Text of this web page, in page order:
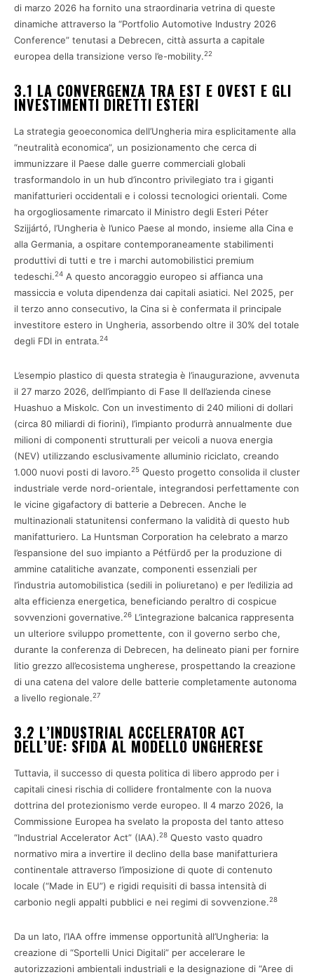
di marzo 2026 ha fornito una straordinaria vetrina di queste
dinamiche attraverso la “Portfolio Automotive Industry 2026
Conference” tenutasi a Debrecen, città assurta a capitale
europea della transizione verso l’e-mobility.22
3.1 LA CONVERGENZA TRA EST E OVEST E GLI
INVESTIMENTI DIRETTI ESTERI
La strategia geoeconomica dell’Ungheria mira esplicitamente alla
“neutralità economica”, un posizionamento che cerca di
immunizzare il Paese dalle guerre commerciali globali
trasformandolo in un hub d’incontro privilegiato tra i giganti
manifatturieri occidentali e i colossi tecnologici orientali. Come
ha orgogliosamente rimarcato il Ministro degli Esteri Péter
Szijjártó, l’Ungheria è l’unico Paese al mondo, insieme alla Cina e
alla Germania, a ospitare contemporaneamente stabilimenti
produttivi di tutti e tre i marchi automobilistici premium
tedeschi.24 A questo ancoraggio europeo si affianca una
massiccia e voluta dipendenza dai capitali asiatici. Nel 2025, per
il terzo anno consecutivo, la Cina si è confermata il principale
investitore estero in Ungheria, assorbendo oltre il 30% del totale
degli FDI in entrata.24
L’esempio plastico di questa strategia è l’inaugurazione, avvenuta
il 27 marzo 2026, dell’impianto di Fase II dell’azienda cinese
Huashuo a Miskolc. Con un investimento di 240 milioni di dollari
(circa 80 miliardi di fiorini), l’impianto produrrà annualmente due
milioni di componenti strutturali per veicoli a nuova energia
(NEV) utilizzando esclusivamente alluminio riciclato, creando
1.000 nuovi posti di lavoro.25 Questo progetto consolida il cluster
industriale verde nord-orientale, integrandosi perfettamente con
le vicine gigafactory di batterie a Debrecen. Anche le
multinazionali statunitensi confermano la validità di questo hub
manifatturiero. La Huntsman Corporation ha celebrato a marzo
l’espansione del suo impianto a Pétfürdő per la produzione di
ammine catalitiche avanzate, componenti essenziali per
l’industria automobilistica (sedili in poliuretano) e per l’edilizia ad
alta efficienza energetica, beneficiando peraltro di cospicue
sovvenzioni governative.26 L’integrazione balcanica rappresenta
un ulteriore sviluppo promettente, con il governo serbo che,
durante la conferenza di Debrecen, ha delineato piani per fornire
litio grezzo all’ecosistema ungherese, prospettando la creazione
di una catena del valore delle batterie completamente autonoma
a livello regionale.27
3.2 L’INDUSTRIAL ACCELERATOR ACT
DELL’UE: SFIDA AL MODELLO UNGHERESE
Tuttavia, il successo di questa politica di libero approdo per i
capitali cinesi rischia di collidere frontalmente con la nuova
dottrina del protezionismo verde europeo. Il 4 marzo 2026, la
Commissione Europea ha svelato la proposta del tanto atteso
“Industrial Accelerator Act” (IAA).28 Questo vasto quadro
normativo mira a invertire il declino della base manifatturiera
continentale attraverso l’imposizione di quote di contenuto
locale (“Made in EU”) e rigidi requisiti di bassa intensità di
carbonio negli appalti pubblici e nei regimi di sovvenzione.28
Da un lato, l’IAA offre immense opportunità all’Ungheria: la
creazione di “Sportelli Unici Digitali” per accelerare le
autorizzazioni ambientali industriali e la designazione di “Aree di